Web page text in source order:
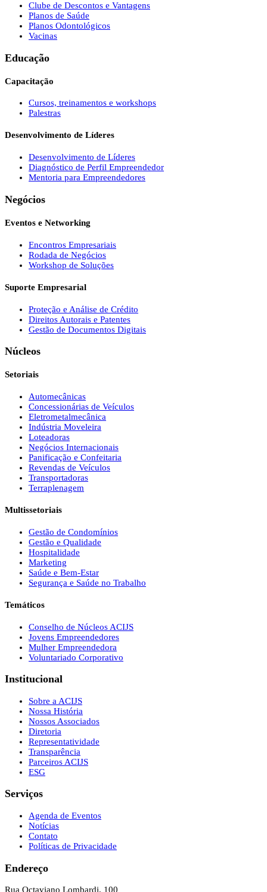
Clube de Descontos e Vantagens
Planos de Saúde
Planos Odontológicos
Vacinas
Educação
Capacitação
Cursos, treinamentos e workshops
Palestras
Desenvolvimento de Líderes
Desenvolvimento de Líderes
Diagnóstico de Perfil Empreendedor
Mentoria para Empreendedores
Negócios
Eventos e Networking
Encontros Empresariais
Rodada de Negócios
Workshop de Soluções
Suporte Empresarial
Proteção e Análise de Crédito
Direitos Autorais e Patentes
Gestão de Documentos Digitais
Núcleos
Setoriais
Automecânicas
Concessionárias de Veículos
Eletrometalmecânica
Indústria Moveleira
Loteadoras
Negócios Internacionais
Panificação e Confeitaria
Revendas de Veículos
Transportadoras
Terraplenagem
Multissetoriais
Gestão de Condomínios
Gestão e Qualidade
Hospitalidade
Marketing
Saúde e Bem-Estar
Segurança e Saúde no Trabalho
Temáticos
Conselho de Núcleos ACIJS
Jovens Empreendedores
Mulher Empreendedora
Voluntariado Corporativo
Institucional
Sobre a ACIJS
Nossa História
Nossos Associados
Diretoria
Representatividade
Transparência
Parceiros ACIJS
ESG
Serviços
Agenda de Eventos
Notícias
Contato
Políticas de Privacidade
Endereço
Rua Octaviano Lombardi, 100